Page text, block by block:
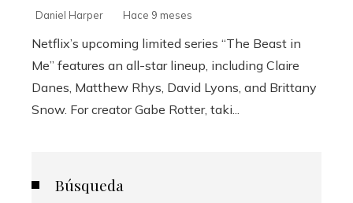
Daniel Harper Hace 9 meses
Netflix’s upcoming limited series “The Beast in
Me” features an all-star lineup, including Claire
Danes, Matthew Rhys, David Lyons, and Brittany
Snow. For creator Gabe Rotter, taki...
Búsqueda